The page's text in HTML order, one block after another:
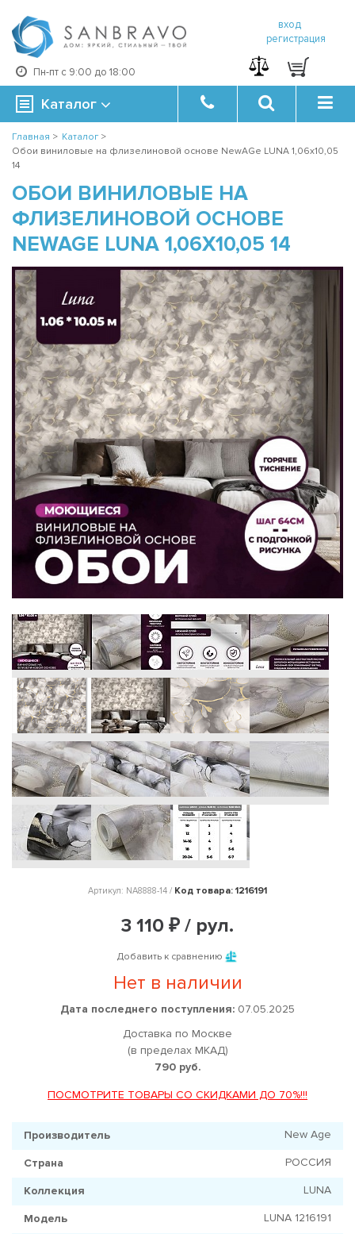
Пн-пт с 9:00 до 18:00
вход
регистрация
Каталог
Главная > Каталог >
Обои виниловые на флизелиновой основе NewAGe LUNA 1,06x10,05
14
ОБОИ ВИНИЛОВЫЕ НА
ФЛИЗЕЛИНОВОЙ ОСНОВЕ
NEWAGE LUNA 1,06X10,05 14
Артикул: NA8888-14 / Код товара: 1216191
3 110 ₽ / рул.
Добавить к сравнению
Нет в наличии
Дата последнего поступления: 07.05.2025
Доставка по Москве
(в пределах МКАД)
790 руб.
ПОСМОТРИТЕ ТОВАРЫ СО СКИДКАМИ ДО 70%!!!
Производитель New Age
Страна РОССИЯ
Коллекция LUNA
Модель
LUNA 1216191